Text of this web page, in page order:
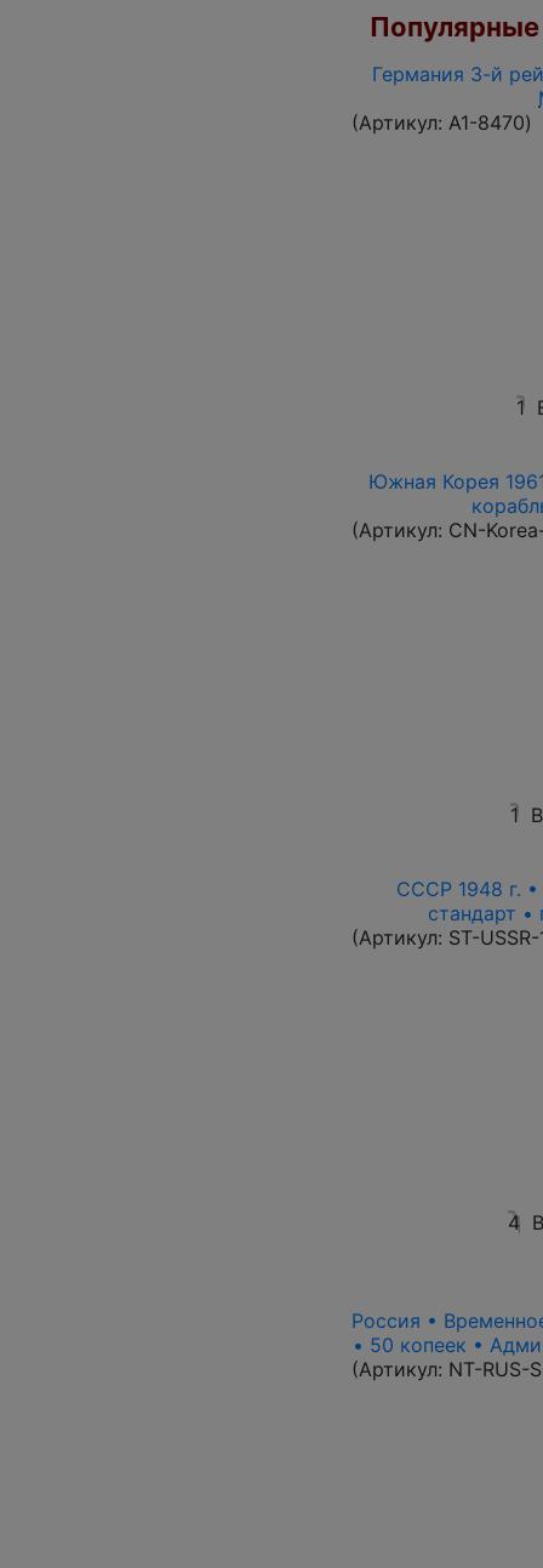
Германия 3-й
(Артикул: A1-8470)
1
Южная Корея
(Артикул: CN-
1
СССР 1948 г. •
стандарт
(Артикул: ST-
4
Россия •
• 50 копеек •
(Артикул: NT-RUS-